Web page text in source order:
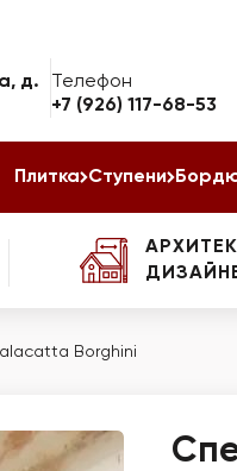
д.
Телефон
+7 (926) 117-68-53
Плитка Ступени
Borghini